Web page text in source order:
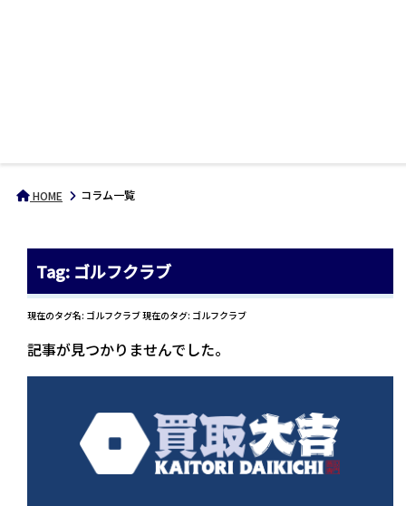
HOME コラム一覧
Tag: ゴルフクラブ
現在のタグ名: ゴルフクラブ 現在のタグ: ゴルフクラブ
記事が見つかりませんでした。